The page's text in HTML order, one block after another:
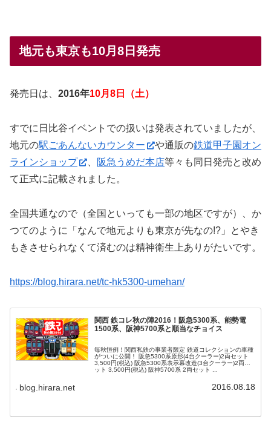
地元も東京も10月8日発売
発売日は、 2016年10月8日（土）
すでに日比谷イベントでの扱いは発表されていましたが、
地元の駅ごあんないカウンター や通販の鉄道甲子園オン
ラインショップ
阪急うめだ本店等々も同日発売と改め
て正式に記載されました。
全国共通なので（全国といっても一部の地区ですが）、か
つてのように「なんで地元よりも東京が先なの!?」とやき
もきさせられなくて済むのは精神衛生上ありがたいです。
https://blog.hirara.net/tc-hk5300-umehan/
関西 鉄コレ秋の陣2016！阪急5300系、能勢電
1500系、阪神5700系と順当なチョイス
毎秋恒例！関西私鉄の事業者限定 鉄道コレクションの車種
がついに公開！ 阪急5300系原形(4台クーラー)2両セット
3,500円(税込) 阪急5300系表示幕改造(3台クーラー)2両セ
ット 3,500円(税込) 阪神5700系 2両セット ...
blog.hirara.net 2016.08.18